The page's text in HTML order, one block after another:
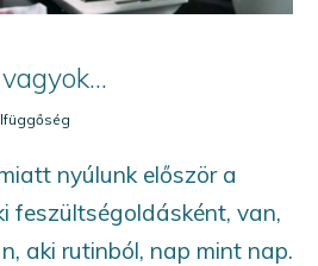
nyúlunk először a
feszültségoldásként, van,
aki rutinból, nap mint nap.